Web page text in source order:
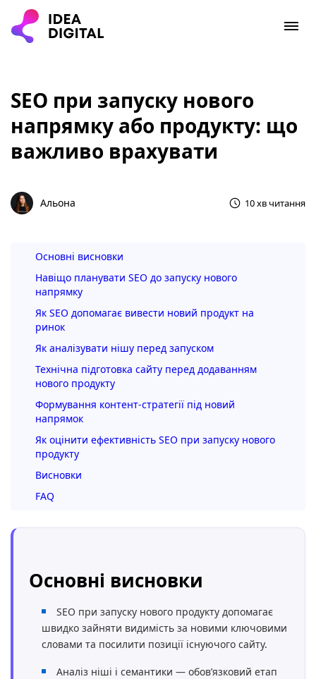
SEO при запуску нового
напрямку або продукту: що
важливо врахувати
Альона 10 хв читання
Основні висновки
Навіщо планувати SEO до запуску нового
напрямку
Як SEO допомагає вивести новий продукт на
ринок
Як аналізувати нішу перед запуском
Технічна підготовка сайту перед додаванням
нового продукту
Формування контент-стратегії під новий
напрямок
Як оцінити ефективність SEO при запуску нового
продукту
Висновки
FAQ
Основні висновки
SEO при запуску нового продукту допомагає
швидко зайняти видимість за новими ключовими
словами та посилити позиції існуючого сайту.
Аналіз ніші і семантики — обов’язковий етап